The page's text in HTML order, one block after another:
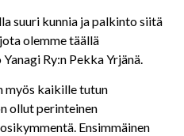
suuri kunnia ja palkinto siitä
olemme täällä
Ry:n Pekka Yrjänä.
myös kaikille tutun
ollut perinteinen
Ensimmäinen